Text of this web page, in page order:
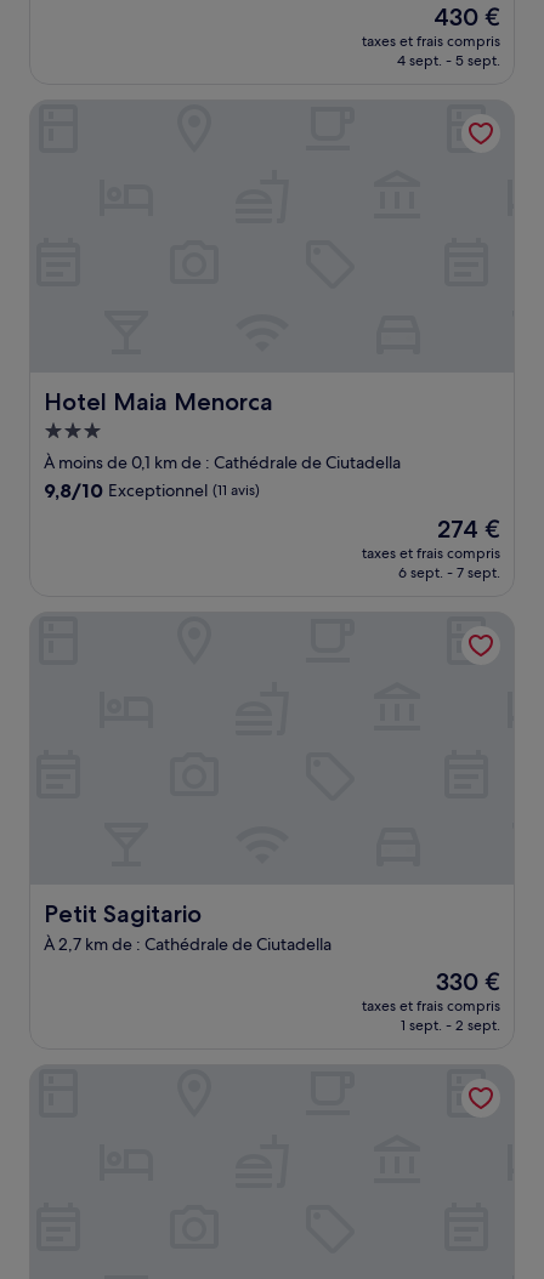
Le
nouveau
prix
de
430 €
430 €
taxes et frais compris
4 sept. - 5 sept.
Hotel Maia Menorca
Hotel Maia Menorca
Hébergement
3.0 étoiles
À moins de 0,1 km de : Cathédrale de Ciutadella
9.8
9,8/10 Exceptionnel (11 avis)
Le
nouveau
prix
de
274 €
274 €
taxes et frais compris
6 sept. - 7 sept.
Petit Sagitario
Petit Sagitario
À 2,7 km de : Cathédrale de Ciutadella
Le
nouveau
prix
de
330 €
330 €
taxes et frais compris
1 sept. - 2 sept.